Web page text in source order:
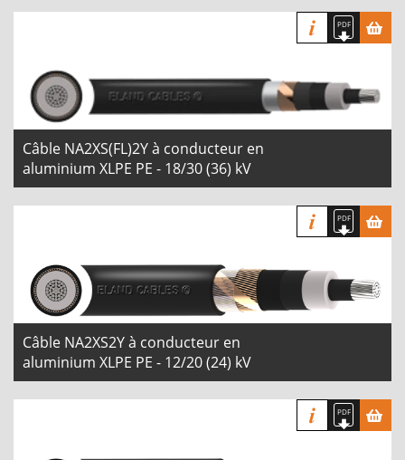
Câble NA2XS(FL)2Y à conducteur en
aluminium XLPE PE - 18/30 (36) kV
Câble NA2XS2Y à conducteur en
aluminium XLPE PE - 12/20 (24) kV